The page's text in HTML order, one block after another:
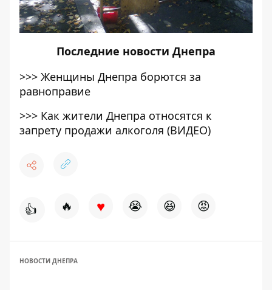
Последние новости Днепра
>>> Женщины Днепра борются за
равноправие
>>> Как жители Днепра относятся к
запрету продажи алкоголя (ВИДЕО)
👍 🔥 ♥ 😭 😆 😡
НОВОСТИ ДНЕПРА